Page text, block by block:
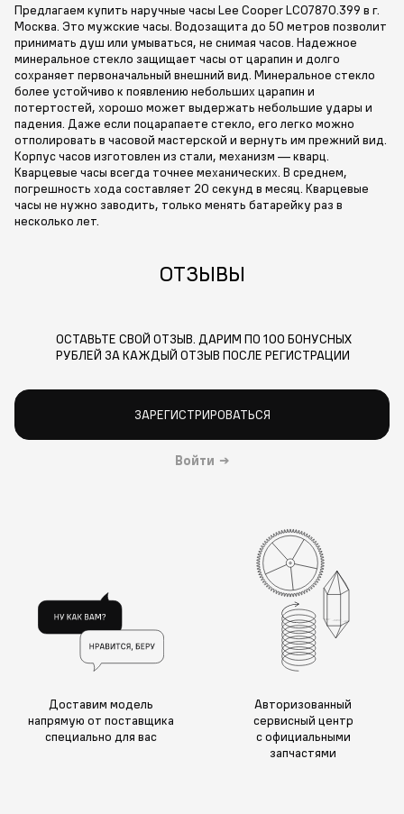
Предлагаем купить наручные часы Lee Cooper LC07870.399 в г.
Москва. Это мужские часы. Водозащита до 50 метров позволит
принимать душ или умываться, не снимая часов. Надежное
минеральное стекло защищает часы от царапин и долго
сохраняет первоначальный внешний вид. Минеральное стекло
более устойчиво к появлению небольших царапин и
потертостей, хорошо может выдержать небольшие удары и
падения. Даже если поцарапаете стекло, его легко можно
отполировать в часовой мастерской и вернуть им прежний вид.
Корпус часов изготовлен из стали, механизм — кварц.
Кварцевые часы всегда точнее механических. В среднем,
погрешность хода составляет 20 секунд в месяц. Кварцевые
часы не нужно заводить, только менять батарейку раз в
несколько лет.
ОТЗЫВЫ
ОСТАВЬТЕ СВОЙ ОТЗЫВ. ДАРИМ ПО 100 БОНУСНЫХ
РУБЛЕЙ ЗА КАЖДЫЙ ОТЗЫВ ПОСЛЕ РЕГИСТРАЦИИ
ЗАРЕГИСТРИРОВАТЬСЯ
Войти →
Доставим модель
напрямую от поставщика
специально для вас
Авторизованный
сервисный центр
с официальными
запчастями